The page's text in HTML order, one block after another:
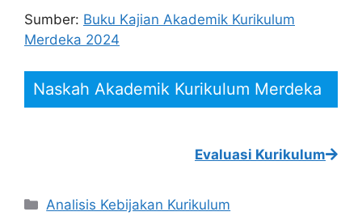
Sumber: Buku Kajian Akademik Kurikulum
Merdeka 2024
Naskah Akademik Kurikulum Merdeka
Evaluasi Kurikulum
Kategori
Analisis Kebijakan Kurikulum